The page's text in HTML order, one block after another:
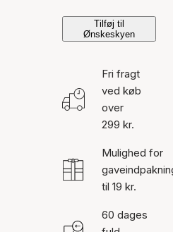
Tilføj til
Ønskeskyen
Fri fragt
ved køb
over
299 kr.
Mulighed for
til 19 kr.
60 dages